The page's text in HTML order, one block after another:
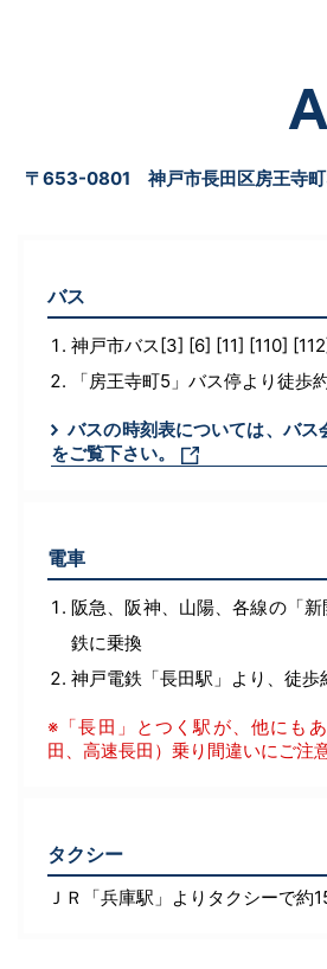
〒653-0801 神戸市長田区房王寺
バス
神戸市バス[3] [6] [11] [110]
「房王寺町5」バス停より徒歩
バスの時刻表については、バス
をご覧下さい。
電車
阪急、阪神、山陽、各線の「
鉄に乗換
神戸電鉄「長田駅」より、徒歩
※「長田」とつく駅が、他にも
田、高速長田）乗り間違いにご注
タクシー
ＪＲ「兵庫駅」よりタクシーで約